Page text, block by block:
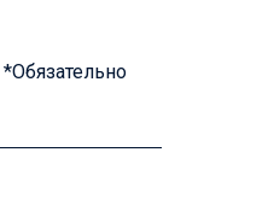
*Обязательно